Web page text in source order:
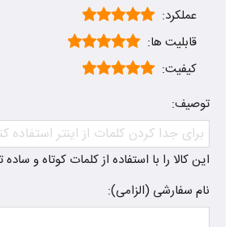
عملکرد:
قابلیت ها:
کیفیت:
توصیف:
این کالا را با استفاده از کلمات کوتاه و
نام سفارشی (الزامی):